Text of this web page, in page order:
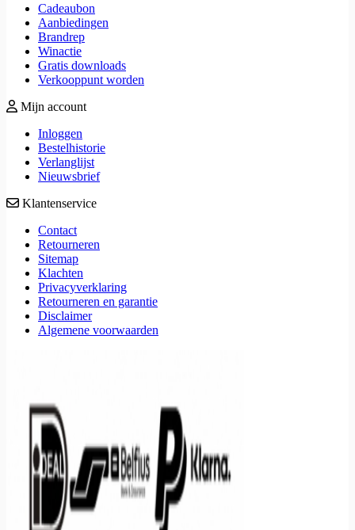
Cadeaubon
Aanbiedingen
Brandrep
Winactie
Gratis downloads
Verkooppunt worden
Mijn account
Inloggen
Bestelhistorie
Verlanglijst
Nieuwsbrief
Klantenservice
Contact
Retourneren
Sitemap
Klachten
Privacyverklaring
Retourneren en garantie
Disclaimer
Algemene voorwaarden